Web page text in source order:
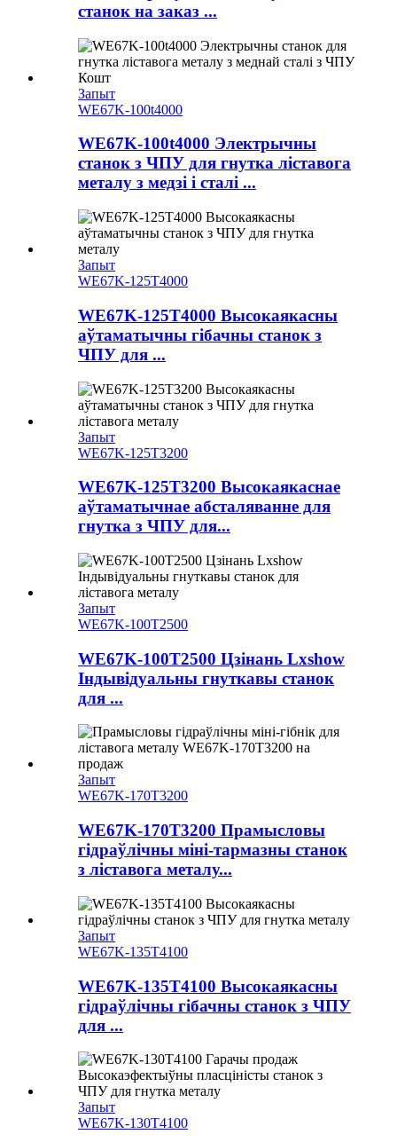
станок на заказ ...
Запыт
WE67K-100t4000
WE67K-100t4000 Электрычны
станок з ЧПУ для гнутка ліставога
металу з медзі і сталі ...
Запыт
WE67K-125T4000
WE67K-125T4000 Высокаякасны
аўтаматычны гібачны станок з
ЧПУ для ...
Запыт
WE67K-125T3200
WE67K-125T3200 Высокаякаснае
аўтаматычнае абсталяванне для
гнутка з ЧПУ для...
Запыт
WE67K-100T2500
WE67K-100T2500 Цзінань Lxshow
Індывідуальны гнуткавы станок
для ...
Запыт
WE67K-170T3200
WE67K-170T3200 Прамысловы
гідраўлічны міні-тармазны станок
з ліставога металу...
Запыт
WE67K-135T4100
WE67K-135T4100 Высокаякасны
гідраўлічны гібачны станок з ЧПУ
для ...
Запыт
WE67K-130T4100